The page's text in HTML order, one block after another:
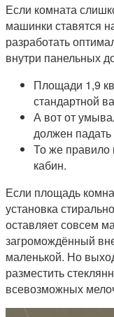
Если комната
машинки ставятся
разработать
внутри панельных
Площади 1,9
стандартной
А вот от
должен
То же правило
кабин.
Если площадь
установка
оставляет совсем
загромождённый
маленькой. Но
разместить
всевозможных